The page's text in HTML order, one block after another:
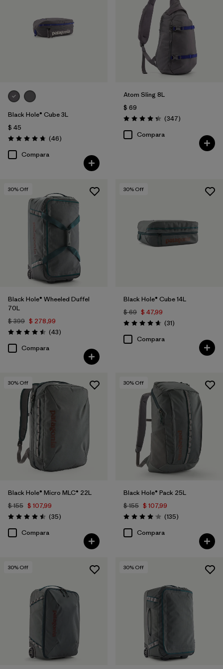
Black Hole® Cube 3L
$ 45
Valoración: 4.8 / 5
(46Comentarios
)
Compara
Atom Sling 8L
$ 69
Valoración: 4.3 / 5
(347Comentarios
)
Compara
30% Off
Black Hole® Wheeled Duffel
70L
$ 399 $ 278,99
Valoración: 4.5 / 5
(43Comentarios
)
Compara
30% Off
Black Hole® Cube 14L
$ 69 $ 47,99
Valoración: 4.6 / 5
(31Comentarios
)
Compara
30% Off
Black Hole® Micro MLC® 22L
$ 155 $ 107,99
Valoración: 4.5 / 5
(35Comentarios
)
Compara
30% Off
Black Hole® Pack 25L
$ 155 $ 107,99
Valoración: 4.1 / 5
(135Comentarios
)
Compara
30% Off 30% Off